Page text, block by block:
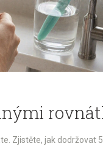
Zjistěte, jak dodržovat 5